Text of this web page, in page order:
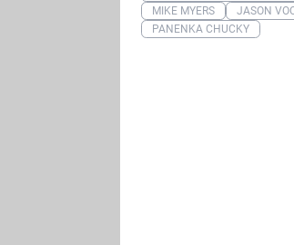
MIKE MYERS
JASON
PANENKA CHUCKY